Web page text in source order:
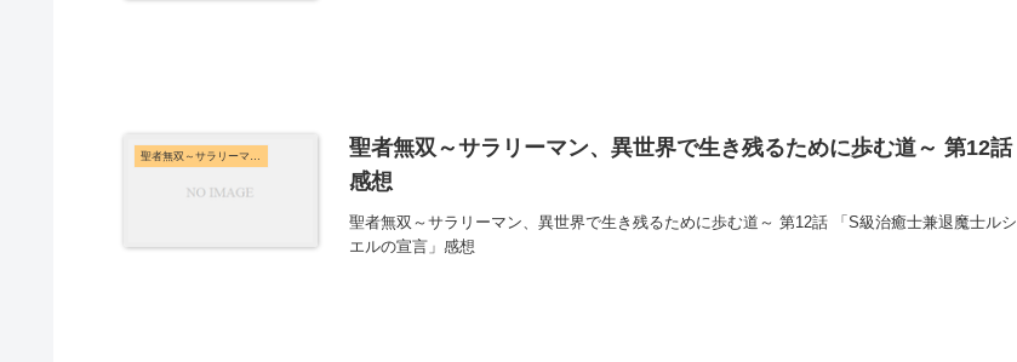
聖者無双～サラリーマン、異世界で生き残るために歩む道～ 第12話
感想
聖者無双～サラリーマン、異世界で生き残るために歩む道～ 第12話 「S級治癒士兼退魔士ルシ
エルの宣言」感想